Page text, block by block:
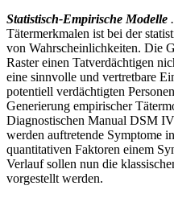
Statistisch-Empirische Modelle .
Tätermerkmalen ist bei der
von Wahrscheinlichkeiten. Die
Raster einen Tatverdächtigen
eine sinnvolle und vertretbare
potentiell verdächtigten
Generierung empirischer
Diagnostischen Manual DSM
werden auftretende Symptome
quantitativen Faktoren einem
Verlauf sollen nun die
vorgestellt werden.